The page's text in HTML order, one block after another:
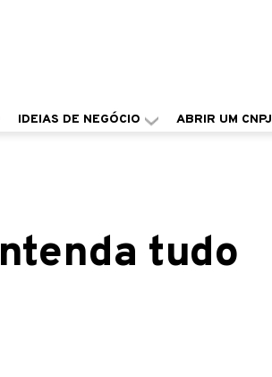
IDEIAS DE NEGÓCIO ABRIR UM CNPJ
tudo